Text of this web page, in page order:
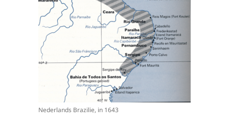
Nederlands Brazilie, in 1643